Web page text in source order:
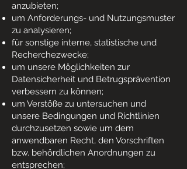
anzubieten;
um Anforderungs- und Nutzungsmuster
zu analysieren;
für sonstige interne, statistische und
Recherchezwecke;
um unsere Möglichkeiten zur
Datensicherheit und Betrugsprävention
verbessern zu können;
um Verstöße zu untersuchen und
unsere Bedingungen und Richtlinien
durchzusetzen sowie um dem
anwendbaren Recht, den Vorschriften
bzw. behördlichen Anordnungen zu
entsprechen;